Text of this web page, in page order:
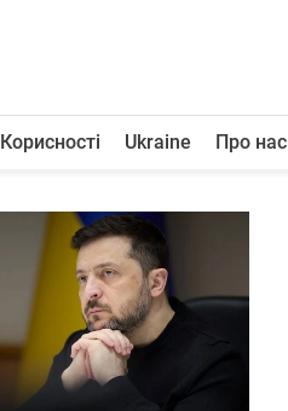
Корисності Ukraine Про нас